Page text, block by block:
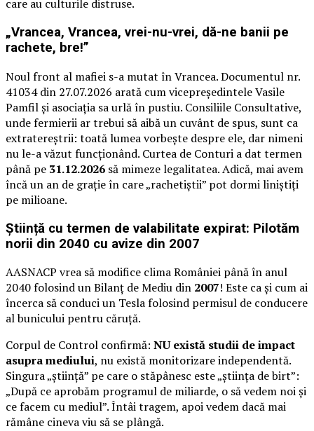
care au culturile distruse.
„Vrancea, Vrancea, vrei-nu-vrei, dă-ne banii pe
rachete, bre!”
Noul front al mafiei s-a mutat în Vrancea. Documentul nr.
41034 din 27.07.2026 arată cum vicepreședintele Vasile
Pamfil și asociația sa urlă în pustiu. Consiliile Consultative,
unde fermierii ar trebui să aibă un cuvânt de spus, sunt ca
extratereștrii: toată lumea vorbește despre ele, dar nimeni
nu le-a văzut funcționând. Curtea de Conturi a dat termen
până pe 31.12.2026 să mimeze legalitatea. Adică, mai avem
încă un an de grație în care „rachetiștii” pot dormi liniștiți
pe milioane.
Știință cu termen de valabilitate expirat: Pilotăm
norii din 2040 cu avize din 2007
AASNACP vrea să modifice clima României până în anul
2040 folosind un Bilanț de Mediu din 2007! Este ca și cum ai
încerca să conduci un Tesla folosind permisul de conducere
al bunicului pentru căruță.
Corpul de Control confirmă: NU există studii de impact
asupra mediului, nu există monitorizare independentă.
Singura „știință” pe care o stăpânesc este „știința de birt”:
„După ce aprobăm programul de miliarde, o să vedem noi și
ce facem cu mediul”. Întâi tragem, apoi vedem dacă mai
rămâne cineva viu să se plângă.